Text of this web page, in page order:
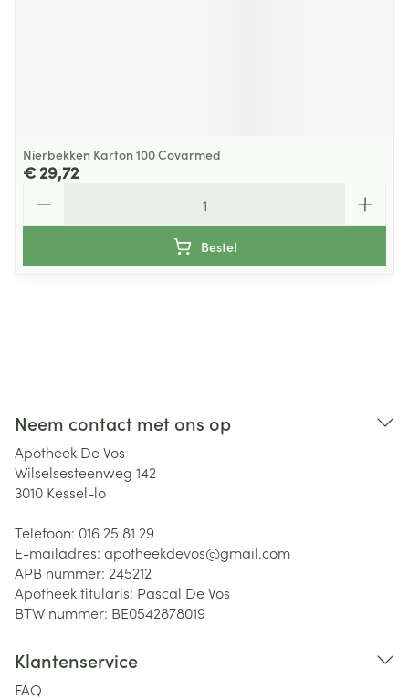
Nierbekken Karton 100 Covarmed
€ 29,72
Bestel
Neem contact met ons op
Apotheek De Vos
Wilselsesteenweg 142
3010 Kessel-lo
Telefoon: 016 25 81 29
E-mailadres: apotheekdevos@gmail.com
APB nummer: 245212
Apotheek titularis: Pascal De Vos
BTW nummer: BE0542878019
Klantenservice
FAQ